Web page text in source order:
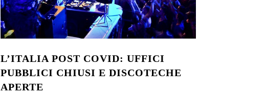
L’ITALIA POST COVID: UFFICI
PUBBLICI CHIUSI E DISCOTECHE
APERTE